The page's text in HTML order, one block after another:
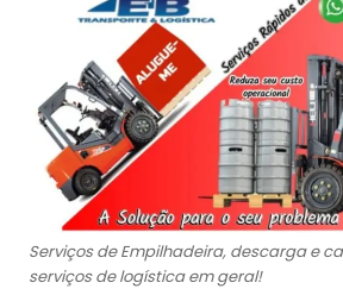
Serviços de Empilhadeira, descarga e
serviços de logística em geral!